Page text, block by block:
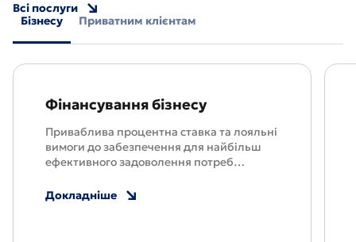
Всі послуги
Бізнесу
Приватним клієнтам
Фінансування бізнесу
Приваблива процентна ставка та лояльні
вимоги до забезпечення для найбільш
ефективного задоволення потреб
Докладніше